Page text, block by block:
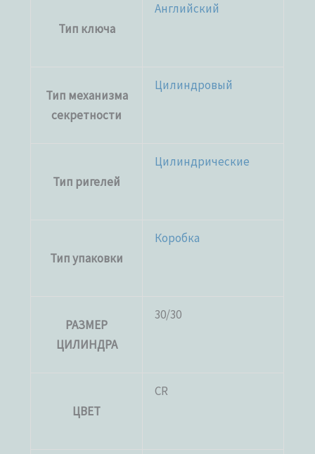
Тип ключа
Английский
Тип механизма
секретности
Цилиндровый
Тип ригелей
Цилиндрические
Тип упаковки
Коробка
РАЗМЕР
ЦИЛИНДРА
30/30
ЦВЕТ
CR